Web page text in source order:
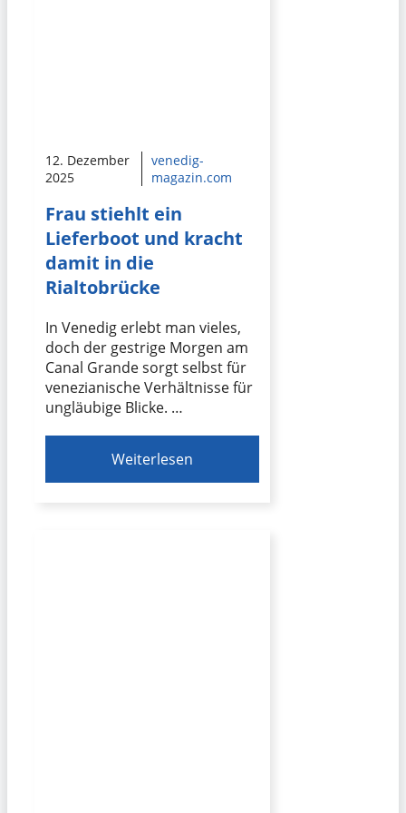
12. Dezember
2025
venedig-
magazin.com
Frau stiehlt ein
Lieferboot und kracht
damit in die
Rialtobrücke
In Venedig erlebt man vieles,
doch der gestrige Morgen am
Canal Grande sorgt selbst für
venezianische Verhältnisse für
ungläubige Blicke. …
Weiterlesen